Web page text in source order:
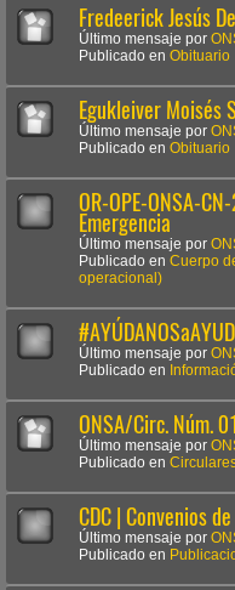
Fredeerick Jesús
Último mensaje por
Publicado en Obituario
Egukleiver Moisés
Último mensaje por
Publicado en Obituario
OR-OPE-ONSA-
Emergencia
Último mensaje por
Publicado en Cuerpo
operacional)
Último mensaje por
Publicado en
ONSA/Circ. Núm.
Último mensaje por
Publicado en
CDC | Convenios
Último mensaje por
Publicado en